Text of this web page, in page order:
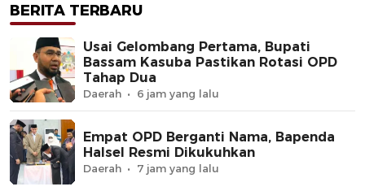
BERITA TERBARU
Usai Gelombang Pertama, Bupati
Bassam Kasuba Pastikan Rotasi OPD
Tahap Dua
Daerah 6 jam yang lalu
Empat OPD Berganti Nama, Bapenda
Halsel Resmi Dikukuhkan
Daerah 7 jam yang lalu